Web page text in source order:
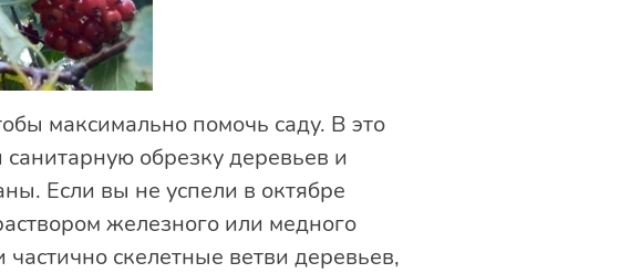
максимально помочь саду. В это
обрезку деревьев и
Если вы не успели в октябре
железного или медного
частично скелетные ветви деревьев,